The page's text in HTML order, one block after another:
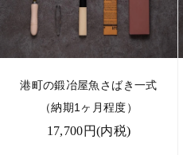
港町の鍛冶屋魚さばき一式
（納期1ヶ月程度）
17,700円(内税)